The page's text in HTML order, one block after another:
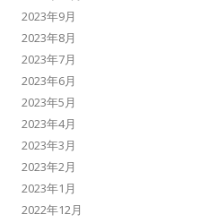
2023年9月
2023年8月
2023年7月
2023年6月
2023年5月
2023年4月
2023年3月
2023年2月
2023年1月
2022年12月